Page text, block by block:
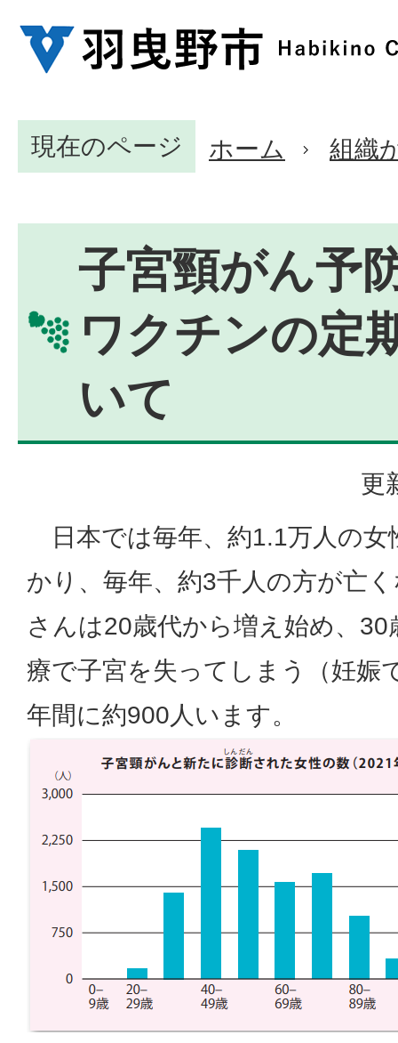
現在のページ ホーム 組織
子宮頸がん予
ワクチンの定
いて
更
日本では毎年、約1.1万人の女
かり、毎年、約3千人の方が亡
さんは20歳代から増え始め、
療で子宮を失ってしまう（妊娠
年間に約900人います。